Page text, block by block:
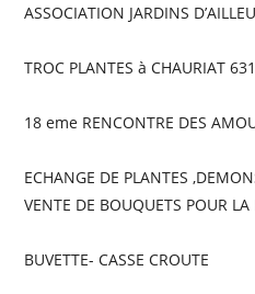
ASSOCIATION JARDINS
TROC PLANTES à CHAURIAT
18 eme RENCONTRE DES
ECHANGE DE PLANTES
VENTE DE BOUQUETS POUR LA
BUVETTE- CASSE CROUTE